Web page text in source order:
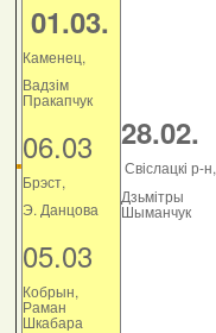
01.03.
Каменец,
Вадзім
Пракапчук
06.03
Брэст,
Э. Данцова
05.03
Кобрын,
Раман
Шкабара
28.02.
Свіслацкі р-н,
Дзьмітры
Шыманчук